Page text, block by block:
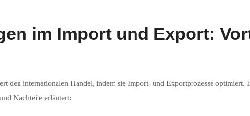
im Import und Export:
den internationalen Handel, indem sie Import- und Exportprozesse optimiert.
Nachteile erläutert: